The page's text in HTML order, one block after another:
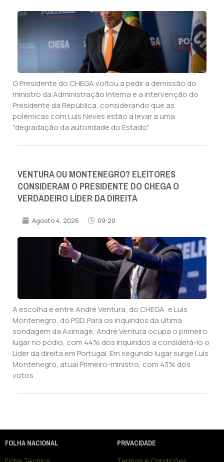
O Presidente do CHEGA voltou a pedir a demissão do
ministro da Administração Interna e a intervenção do
Presidente da República, considerando que as
polémicas com Luís Neves estão a levar a uma
"degradação da autoridade do Estado".
VENTURA OU MONTENEGRO? ELEITORES
CONSIDERAM O PRESIDENTE DO CHEGA O
VERDADEIRO LÍDER DA DIREITA
Agosto 4, 2026 09:20
A escolha é entre André Ventura, do CHEGA, e Luís
Montenegro, do PSD. Para os inquiridos da última
sondagem da Aximage, André Ventura ocupa o primeiro
lugar no pódio, com 44% dos inquiridos a considerá-lo o
Líder da direita em Portugal. Em segundo lugar surge Luís
Montenegro, atual Primeiro-ministro, com 43% dos
votos.
FOLHA NACIONAL PRIVACIDADE